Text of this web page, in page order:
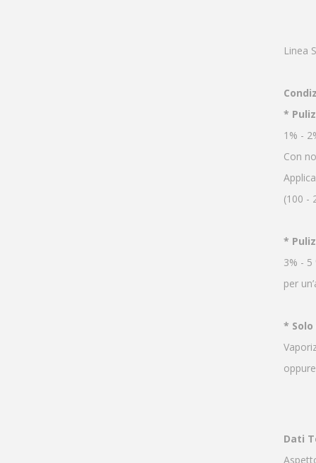
Linea
*
1% -
Con
(100 -
*
3% -
per
*
Dati